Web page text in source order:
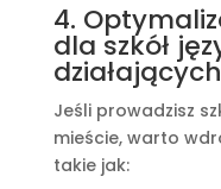
4.
dla szkół
Jeśli prowadzisz
mieście, warto
takie jak: